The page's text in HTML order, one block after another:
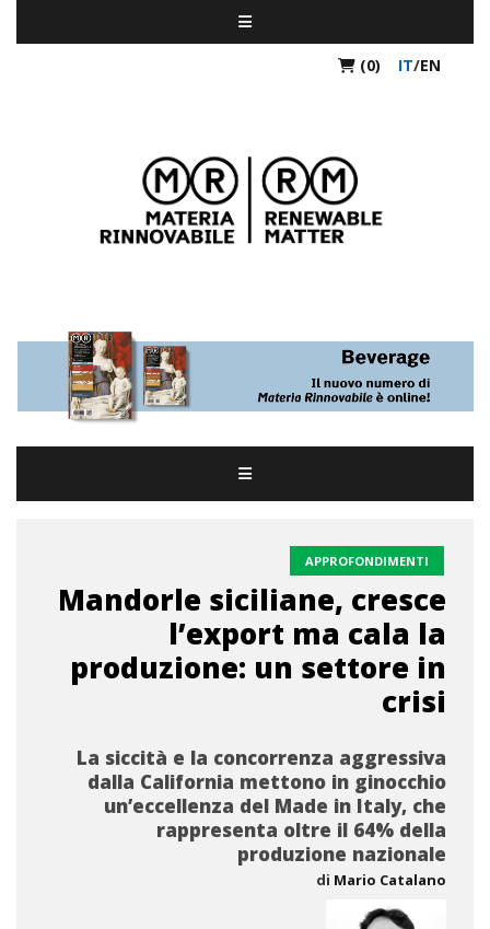
(0) IT/EN
APPROFONDIMENTI
Mandorle siciliane, cresce
l’export ma cala la
produzione: un settore in
crisi
La siccità e la concorrenza aggressiva
dalla California mettono in ginocchio
un’eccellenza del Made in Italy, che
rappresenta oltre il 64% della
produzione nazionale
di Mario Catalano